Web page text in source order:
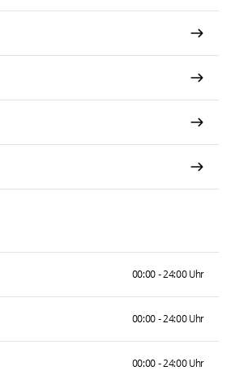
00:00 - 24:00 Uhr
00:00 - 24:00 Uhr
00:00 - 24:00 Uhr